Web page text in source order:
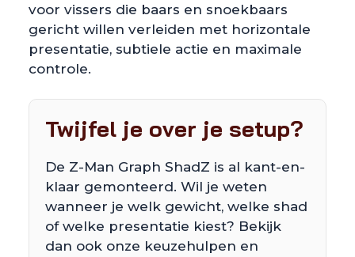
voor vissers die baars en snoekbaars
gericht willen verleiden met horizontale
presentatie, subtiele actie en maximale
controle.
Twijfel je over je setup?
De Z-Man Graph ShadZ is al kant-en-
klaar gemonteerd. Wil je weten
wanneer je welk gewicht, welke shad
of welke presentatie kiest? Bekijk
dan ook onze keuzehulpen en